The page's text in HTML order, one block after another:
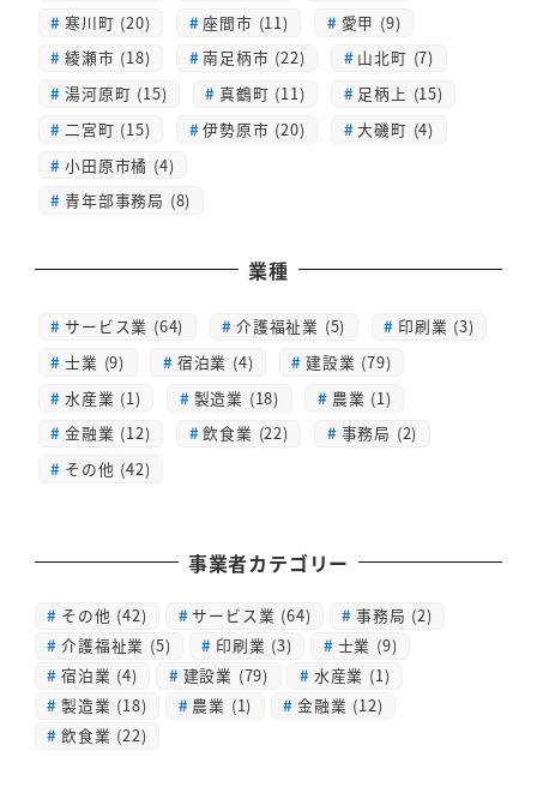
寒川町 (20)
座間市 (11)
愛甲 (9)
綾瀬市 (18)
南足柄市 (22)
山北町 (7)
湯河原町 (15)
真鶴町 (11)
足柄上 (15)
二宮町 (15)
伊勢原市 (20)
大磯町 (4)
小田原市橘 (4)
青年部事務局 (8)
業種
サービス業 (64) 介護福祉業 (5)
印刷業 (3)
士業 (9)
宿泊業 (4)
建設業 (79)
水産業 (1)
製造業 (18)
農業 (1)
金融業 (12)
飲食業 (22)
事務局 (2)
その他 (42)
事業者カテゴリー
その他 (42) サービス業 (64) 事務局 (2)
介護福祉業 (5) 印刷業 (3) 士業 (9)
宿泊業 (4) 建設業 (79) 水産業 (1)
製造業 (18) 農業 (1) 金融業 (12)
飲食業 (22)